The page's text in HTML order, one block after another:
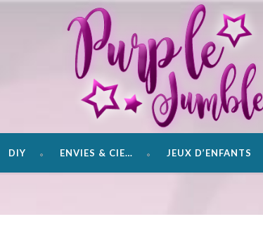
DIY ENVIES & CIE… JEUX D’ENFANTS